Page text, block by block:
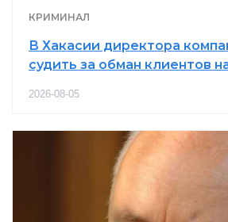
КРИМИНАЛ
В Хакасии директора
судить за обман клиентов
2026-08-05